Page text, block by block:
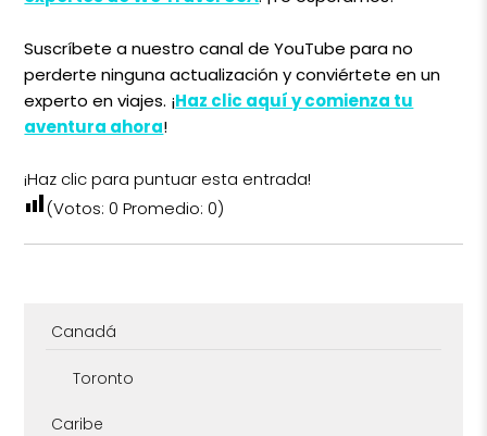
Suscríbete a nuestro canal de YouTube para no
perderte ninguna actualización y conviértete en un
experto en viajes. ¡Haz clic aquí y comienza tu
aventura ahora!
¡Haz clic para puntuar esta entrada!
(Votos:0 Promedio:0)
Canadá
Toronto
Caribe